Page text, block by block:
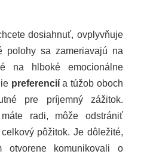
dosiahnuť, ovplyvňuje
polohy sa zameriavajú na
na hlboké emocionálne
preferenciía túžob oboch
pre príjemný zážitok.
radi, môže odstrániť
pôžitok. Je dôležité,
komunikovali o